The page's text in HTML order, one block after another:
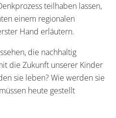
teilhaben lassen,
einem regionalen
Hand erläutern.
die nachhaltig
die Zukunft unserer Kinder
sie leben? Wie werden sie
heute gestellt